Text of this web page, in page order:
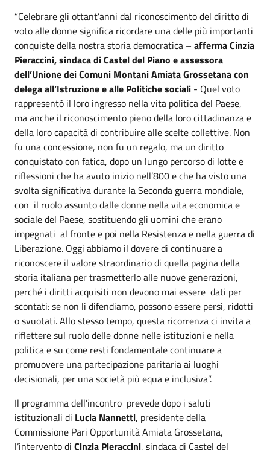
“Celebrare gli ottant’anni dal riconoscimento del diritto di
voto alle donne significa ricordare una delle più importanti
conquiste della nostra storia democratica – afferma Cinzia
Pieraccini, sindaca di Castel del Piano e assessora
dell’Unione dei Comuni Montani Amiata Grossetana con
delega all’Istruzione e alle Politiche sociali - Quel voto
rappresentò il loro ingresso nella vita politica del Paese,
ma anche il riconoscimento pieno della loro cittadinanza e
della loro capacità di contribuire alle scelte collettive. Non
fu una concessione, non fu un regalo, ma un diritto
conquistato con fatica, dopo un lungo percorso di lotte e
riflessioni che ha avuto inizio nell’800 e che ha visto una
svolta significativa durante la Seconda guerra mondiale,
con il ruolo assunto dalle donne nella vita economica e
sociale del Paese, sostituendo gli uomini che erano
impegnati al fronte e poi nella Resistenza e nella guerra di
Liberazione. Oggi abbiamo il dovere di continuare a
riconoscere il valore straordinario di quella pagina della
storia italiana per trasmetterlo alle nuove generazioni,
perché i diritti acquisiti non devono mai essere dati per
scontati: se non li difendiamo, possono essere persi, ridotti
o svuotati. Allo stesso tempo, questa ricorrenza ci invita a
riflettere sul ruolo delle donne nelle istituzioni e nella
politica e su come resti fondamentale continuare a
promuovere una partecipazione paritaria ai luoghi
decisionali, per una società più equa e inclusiva”.
Il programma dell'incontro prevede dopo i saluti
istituzionali di Lucia Nannetti, presidente della
Commissione Pari Opportunità Amiata Grossetana,
l’intervento di Cinzia Pieraccini, sindaca di Castel del